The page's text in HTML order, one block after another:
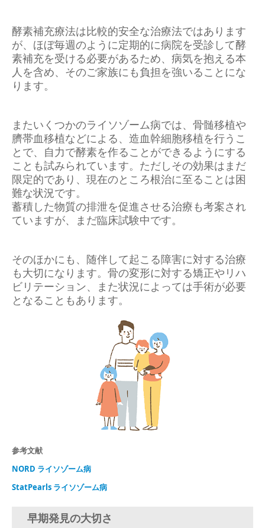
酵素補充療法は比較的安全な治療法ではあります
が、ほぼ毎週のように定期的に病院を受診して酵
素補充を受ける必要があるため、病気を抱える本
人を含め、そのご家族にも負担を強いることにな
ります。
またいくつかのライソゾーム病では、骨髄移植や
臍帯血移植などによる、造血幹細胞移植を行うこ
とで、自力で酵素を作ることができるようにする
ことも試みられています。ただしその効果はまだ
限定的であり、現在のところ根治に至ることは困
難な状況です。
蓄積した物質の排泄を促進させる治療も考案され
ていますが、まだ臨床試験中です。
そのほかにも、随伴して起こる障害に対する治療
も大切になります。骨の変形に対する矯正やリハ
ビリテーション、また状況によっては手術が必要
となることもあります。
参考文献
NORD ライソゾーム病
StatPearls ライソゾーム病
早期発見の大切さ